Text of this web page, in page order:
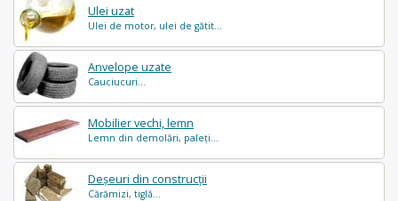
Ulei uzat
Ulei de motor, ulei de gătit...
Anvelope uzate
Cauciucuri...
Mobilier vechi, lemn
Lemn din demolări, paleți...
Deșeuri din construcții
Cărămizi, tiglă...